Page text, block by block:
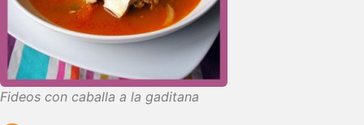
Fideos con caballa a la gaditana